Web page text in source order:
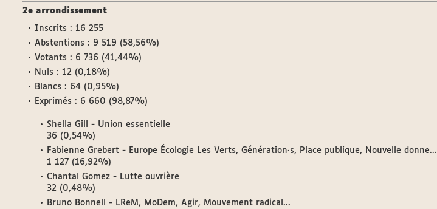
2e arrondissement
Inscrits : 16 255
Abstentions : 9 519 (58,56%)
Votants : 6 736 (41,44%)
Nuls : 12 (0,18%)
Blancs : 64 (0,95%)
Exprimés : 6 660 (98,87%)
Shella Gill - Union essentielle
36 (0,54%)
Fabienne Grebert - Europe Écologie Les Verts, Génération·s, Place publique, Nouvelle donne...
1 127 (16,92%)
Chantal Gomez - Lutte ouvrière
32 (0,48%)
Bruno Bonnell - LReM, MoDem, Agir, Mouvement radical...